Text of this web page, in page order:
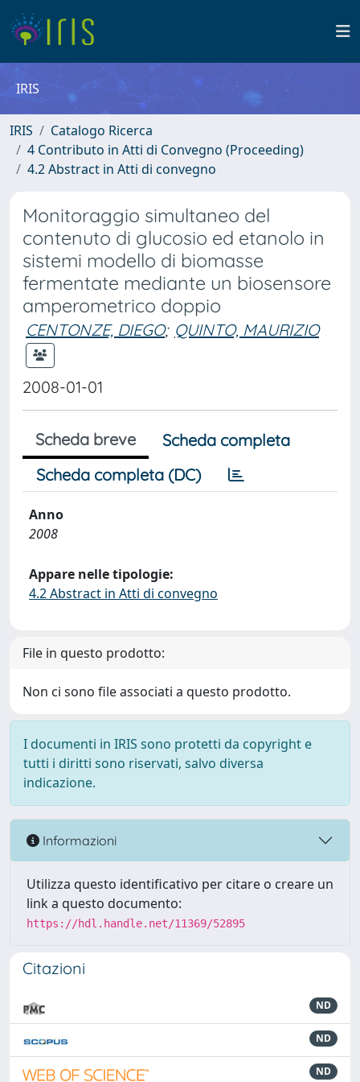
IRIS
IRIS
Catalogo Ricerca
4 Contributo in Atti di Convegno (Proceeding)
4.2 Abstract in Atti di convegno
Monitoraggio simultaneo del
contenuto di glucosio ed etanolo in
sistemi modello di biomasse
fermentate mediante un biosensore
amperometrico doppio
CENTONZE, DIEGO; QUINTO, MAURIZIO
2008-01-01
Scheda breve
Scheda completa
Scheda completa (DC)
Anno
2008
Appare nelle tipologie:
4.2 Abstract in Atti di convegno
File in questo prodotto:
Non ci sono file associati a questo prodotto.
I documenti in IRIS sono protetti da copyright e
tutti i diritti sono riservati, salvo diversa
indicazione.
Informazioni
Utilizza questo identificativo per citare o creare un
link a questo documento:
https://hdl.handle.net/11369/52895
Citazioni
ND
ND
ND